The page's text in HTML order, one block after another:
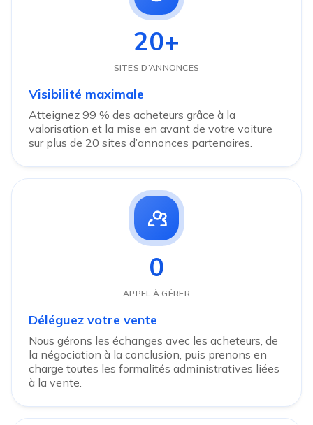
20+
SITES D’ANNONCES
Visibilité maximale
Atteignez 99 % des acheteurs grâce à la
valorisation et la mise en avant de votre voiture
sur plus de 20 sites d’annonces partenaires.
0
APPEL À GÉRER
Déléguez votre vente
Nous gérons les échanges avec les acheteurs, de
la négociation à la conclusion, puis prenons en
charge toutes les formalités administratives liées
à la vente.